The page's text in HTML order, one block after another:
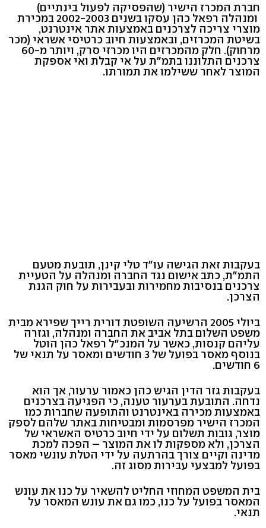
חברת המכרז הישיר (שהפסיקה לפעול בינתיים)
ומנהלה רפאל כהן עסקו בשנים 2002-2003 במכירת
מוצרי צריכה לצרכנים באמצעות אתר אינטרנט,
בשיטת המכרזים, ובאמצעות חיוב כרטיסי אשראי (מכר
מרחוק). חלק מהמכרזים היו מכרזי סרק, ויותר מ-60
צרכנים התלוננו בתמ"ת על אי קבלת ואי אספקת
המוצר לאחר ששילמו את תמורתו.
בעקבות זאת הגישה עו"ד טלי קינן, תובעת מטעם
התמ"ת, כתב אישום נגד החברה ומנהלה על הטעיית
צרכנים בנסיבות מחמירות ובעבירות על חוק הגנת
הצרכן.
ביולי 2005 הרשיעה השופטת דורית רייך שפירא מבית
משפט השלום בתל אביב את החברה ומנהלה, וגזרה
עליהם קנסות, כאשר על המנכ"ל רפאל כהן הוטל
בנוסף מאסר בפועל של 3 חודשים ומאסר על תנאי של
6 חודשים.
בעקבות גזר הדין הגיש כהן כאמור ערעור, אך הוא
נדחה. התובעת בערעור טענה, כי הפגיעה בצרכנים
באמצעות מכירה באינטרנט והתופעה שחברות כמו
המכרז הישיר מפרסמות ומבטיחות באתר שלהם לספק
מוצר, גובות תשלום על ידי חיוב כרטיס האשראי של
הצרכן, ולא מספקות לו את המוצר – הפכה למכת
מדינה וקיים צורך בהרתעה על ידי הטלת עונשי מאסר
בפועל למבצעי עבירות מסוג זה.
בית המשפט המחוזי החליט להשאיר על כנו את עונש
המאסר בפועל על כנו, כמו גם את עונש המאסר על
תנאי.